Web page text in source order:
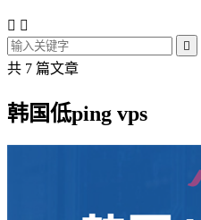
 

共 7 篇文章
韩国低ping vps